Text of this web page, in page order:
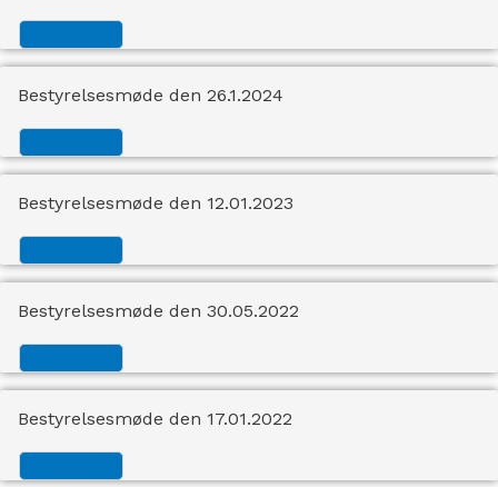
Bestyrelsesmøde den 26.1.2024
Bestyrelsesmøde den 12.01.2023
Bestyrelsesmøde den 30.05.2022
Bestyrelsesmøde den 17.01.2022